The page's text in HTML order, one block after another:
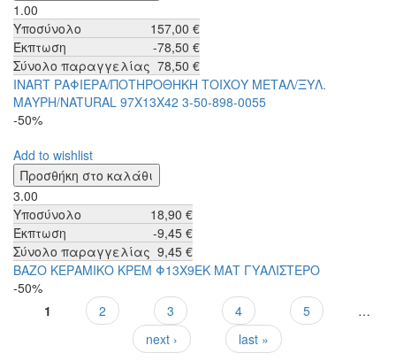
1.00
Υποσύνολο
157,00 €
Έκπτωση
-78,50 €
Σύνολο παραγγελίας 78,50 €
INART ΡΑΦΙΕΡΑ/ΠΟΤΗΡΟΘΗΚΗ ΤΟΙΧΟΥ ΜΕΤΑΛ/ΞΥΛ.
ΜΑΥΡΗ/NATURAL 97Χ13Χ42 3-50-898-0055
-50%
Add to wishlist
3.00
Υποσύνολο
18,90 €
Έκπτωση
-9,45 €
Σύνολο παραγγελίας 9,45 €
ΒΑΖΟ ΚΕΡΑΜΙΚΟ ΚΡΕΜ Φ13Χ9ΕΚ ΜΑΤ ΓΥΑΛΙΣΤΕΡΟ
-50%
Σελίδες
1 2 3 4 5
…
next ›
last »